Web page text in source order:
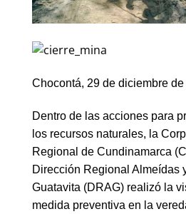
Chocontá, 29 de diciembre de
Dentro de las acciones para
los recursos naturales, la
Regional de Cundinamarca
Dirección Regional Almeídas
Guatavita (DRAG) realizó la
medida preventiva en la